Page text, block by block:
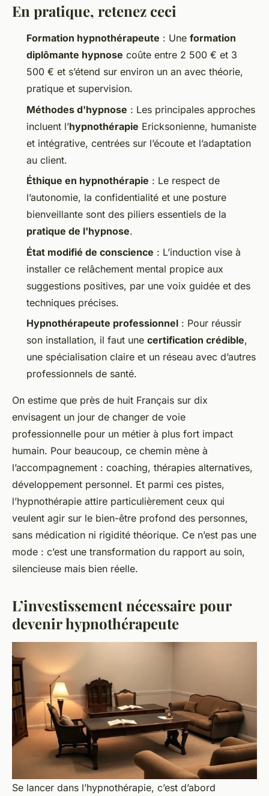
En pratique, retenez ceci
Formation hypnothérapeute : Une formation
diplômante hypnose coûte entre 2 500 € et 3
500 € et s’étend sur environ un an avec théorie,
pratique et supervision.
Méthodes d'hypnose : Les principales approches
incluent l’hypnothérapie Ericksonienne, humaniste
et intégrative, centrées sur l’écoute et l’adaptation
au client.
Éthique en hypnothérapie : Le respect de
l’autonomie, la confidentialité et une posture
bienveillante sont des piliers essentiels de la
pratique de l'hypnose.
État modifié de conscience : L’induction vise à
installer ce relâchement mental propice aux
suggestions positives, par une voix guidée et des
techniques précises.
Hypnothérapeute professionnel : Pour réussir
son installation, il faut une certification crédible,
une spécialisation claire et un réseau avec d’autres
professionnels de santé.
On estime que près de huit Français sur dix
envisagent un jour de changer de voie
professionnelle pour un métier à plus fort impact
humain. Pour beaucoup, ce chemin mène à
l’accompagnement : coaching, thérapies alternatives,
développement personnel. Et parmi ces pistes,
l’hypnothérapie attire particulièrement ceux qui
veulent agir sur le bien-être profond des personnes,
sans médication ni rigidité théorique. Ce n’est pas une
mode : c’est une transformation du rapport au soin,
silencieuse mais bien réelle.
L’investissement nécessaire pour
devenir hypnothérapeute
Se lancer dans l’hypnothérapie, c’est d’abord